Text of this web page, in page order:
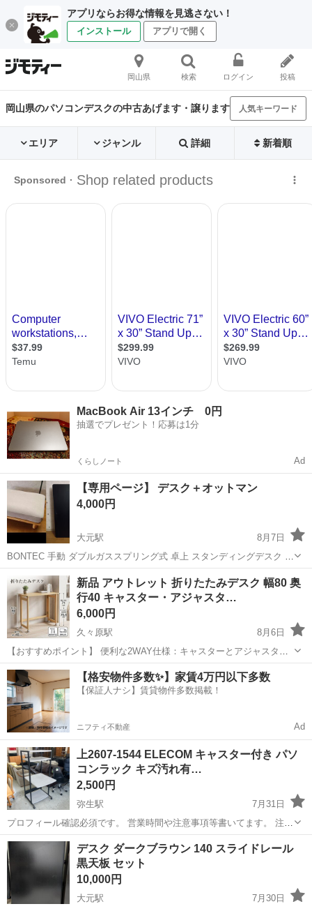
アプリならお得な情報を見逃さない！
インストール アプリで開く
岡山県 検索 ログイン 投稿
岡山県のパソコンデスクの中古あげます・譲ります 人気キーワード
エリア ジャンル 詳細 新着順
MacBook Air 13インチ 0円
抽選でプレゼント！応募は1分
くらしノート Ad
【専用ページ】 デスク＋オットマン
4,000円
大元駅
8月7日
BONTEC 手動 ダブルガススプリング式 卓上 スタンディングデスク パ
ソコンデス オットマン 幅80cm 奥行50cm 1人掛け コンパクト ソファ
ローソファー スツール チェア 椅子
岡山市 大元駅 テーブル デスク
新品 アウトレット 折りたたみデスク 幅80 奥
行40 キャスター・アジャスタ…
6,000円
久々原駅
8月6日
【おすすめポイント】 便利な2WAY仕様：キャスターとアジャスター
の両方が付属！移動させたい時も、しっかり固定して使いたい時も好
みに合わせて付け替えられます。 温かみのある天然木デザイン：主材
にラバーウッドを使用...
岡山 岡山市 久々原駅 テーブル
【格安物件多数✨】家賃4万円以下多数
【保証人ナシ】賃貸物件多数掲載！
ニフティ不動産 Ad
上2607-1544 ELECOM キャスター付き パソ
コンラック キズ汚れ有…
2,500円
弥生駅
7月31日
プロフィール確認必須です。 営業時間や注意事項等書いてます。 注意
⚠️ 当店はリサイクルショップの為、原則として 返品・交換や修理等の
対応は致しかねます。 家電等に関しましては、ご購入から３日以内に
商品の不備や故障があっ...
岡山 倉敷市 弥生駅 テーブル パソコンラック
デスク ダークブラウン 140 スライドレール
黒天板 セット
10,000円
大元駅
7月30日